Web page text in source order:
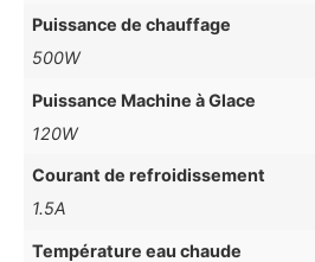
Puissance de chauffage
500W
Puissance Machine à Glace
120W
Courant de refroidissement
1.5A
Température eau chaude